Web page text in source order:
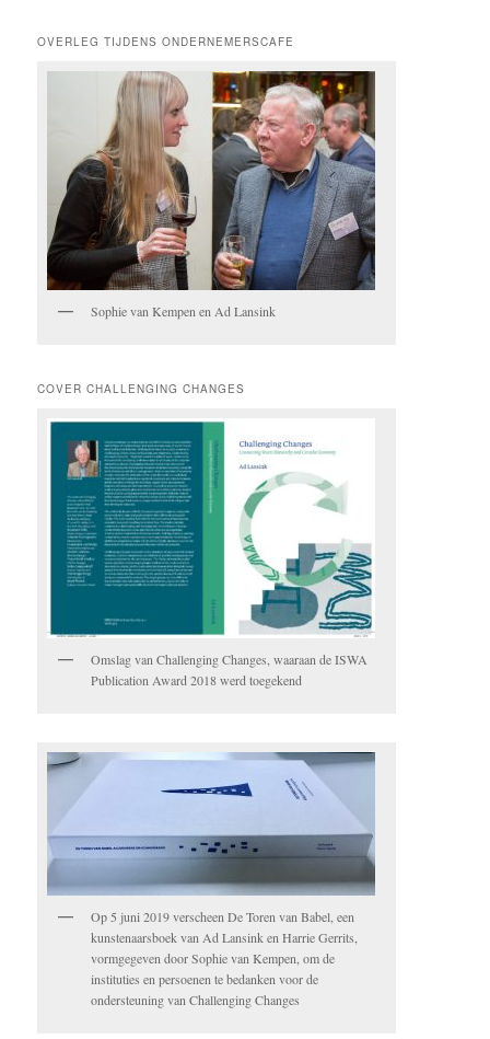
OVERLEG TIJDENS ONDERNEMERSCAFE
Sophie van Kempen en Ad Lansink
COVER CHALLENGING CHANGES
Omslag van Challenging Changes, waaraan de ISWA
Publication Award 2018 werd toegekend
Op 5 juni 2019 verscheen De Toren van Babel, een
kunstenaarsboek van Ad Lansink en Harrie Gerrits,
vormgegeven door Sophie van Kempen, om de
instituties en persoenen te bedanken voor de
ondersteuning van Challenging Changes